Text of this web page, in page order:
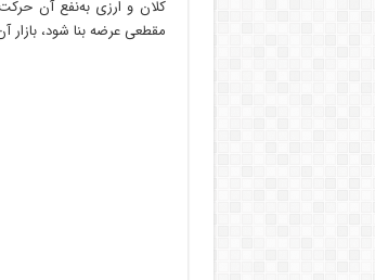
کلان و ارزی به‌نفع آن
مقطعی عرضه بنا شود،